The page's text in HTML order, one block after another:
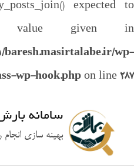
expected to
value given in
baresh.masirtalabe.ir/wp-
wp-hook.php on line 287
سامانه
بهینه سازی